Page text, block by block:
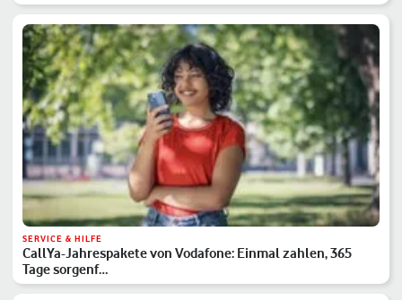
SERVICE & HILFE
CallYa-Jahrespakete von Vodafone: Einmal zahlen, 365
Tage sorgenf…